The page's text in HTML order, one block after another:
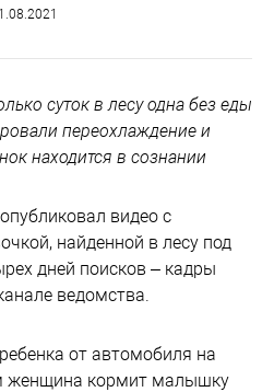
суток в лесу одна без еды
переохлаждение и
находится в сознании
видео с
найденной в лесу под
дней поисков – кадры
ведомства.
от автомобиля на
женщина кормит малышку